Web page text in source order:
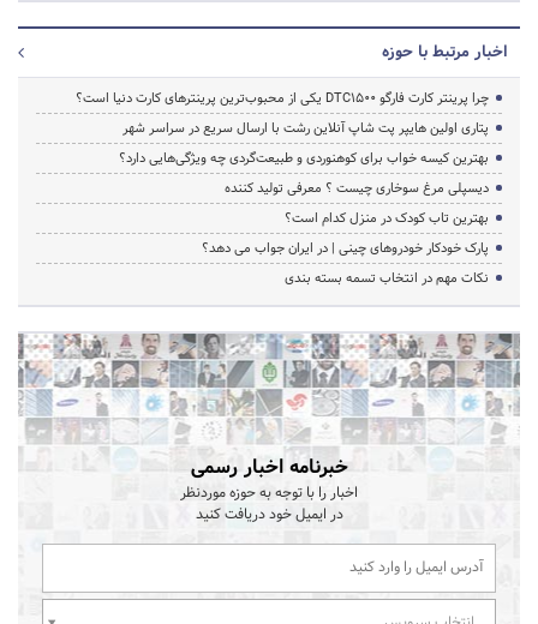
اخبار مرتبط با حوزه
چرا پرینتر کارت فارگو DTC1500 یکی از محبوب‌ترین پرینترهای کارت دنیا است؟
پتاری اولین هایپر پت شاپ آنلاین رشت با ارسال سریع در سراسر شهر
بهترین کیسه خواب برای کوهنوردی و طبیعت‌گردی چه ویژگی‌هایی دارد؟
دیسپلی مرغ سوخاری چیست ؟ معرفی تولید کننده
بهترین تاب کودک در منزل کدام است؟
پارک خودکار خودروهای چینی | در ایران جواب می دهد؟
نکات مهم در انتخاب تسمه بسته بندی
خبرنامه اخبار رسمی
اخبار را با توجه به حوزه موردنظر
در ایمیل خود دریافت کنید